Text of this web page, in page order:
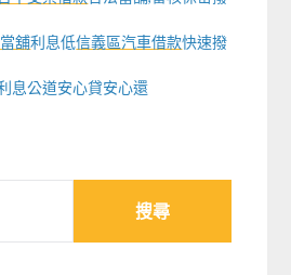
舖利息低信義區汽車借款快速撥
息公道安心貸安心還